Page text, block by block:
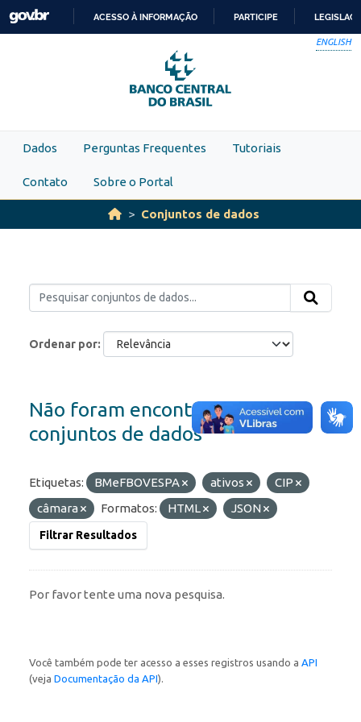
Skip to main content
PARA
O
CONTEÚDO
ACESSO À INFORMAÇÃO PARTICIPE
ENGLISH
Dados Perguntas Frequentes Tutoriais
Contato Sobre o Portal
Conjuntos de dados
Ordenar por
Não foram encontrados
conjuntos de dados
Etiquetas: BMeFBOVESPA ativos
CIP
câmara
Formatos: HTML JSON
Filtrar Resultados
Por favor tente uma nova pesquisa.
Você também pode ter acesso a esses registros usando a API
(veja Documentação da API).